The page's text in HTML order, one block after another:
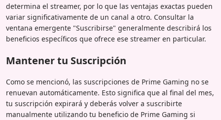
determina el streamer, por lo que las ventajas exactas pueden
variar significativamente de un canal a otro. Consultar la
ventana emergente "Suscribirse" generalmente describirá los
beneficios específicos que ofrece ese streamer en particular.
Mantener tu Suscripción
Como se mencionó, las suscripciones de Prime Gaming no se
renuevan automáticamente. Esto significa que al final del mes,
tu suscripción expirará y deberás volver a suscribirte
manualmente utilizando tu beneficio de Prime Gaming si